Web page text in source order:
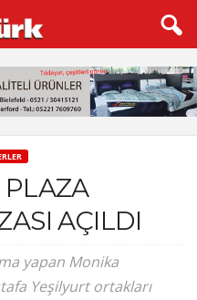
PLAZA
AÇILDI
yapan Monika
Yeşilyurt ortakları